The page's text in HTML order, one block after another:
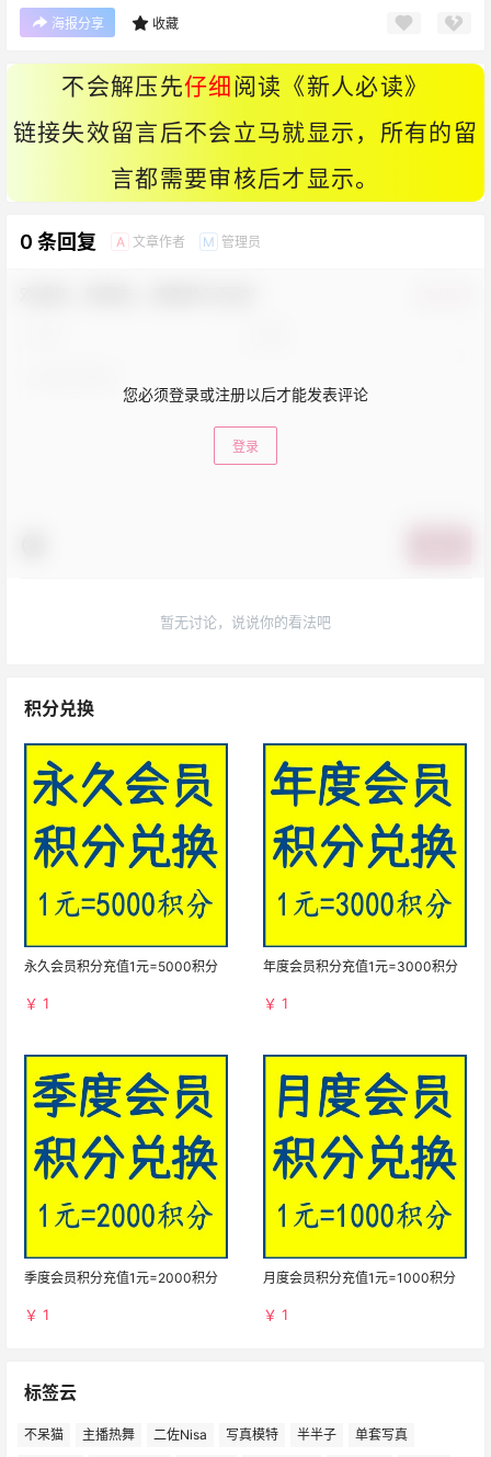
海报分享 收藏
不会解压先仔细 阅读《新人必读》
链接失效留言后不会立马就显示，所有的留
言都需要审核后才显示。
0 条回复 A 文章作者 M 管理员
您必须登录或注册以后才能发表评论
登录
暂无讨论，说说你的看法吧
积分兑换
永久会员积分充值1元=5000积分
￥ 1
年度会员积分充值1元=3000积分
￥ 1
季度会员积分充值1元=2000积分
￥ 1
月度会员积分充值1元=1000积分
￥ 1
标签云
不呆猫 主播热舞 二佐Nisa 写真模特 半半子
单套写真